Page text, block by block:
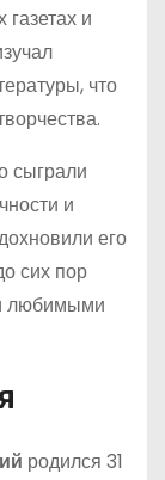
и
что
сыграли
и
его
сих пор
любимыми
родился 31